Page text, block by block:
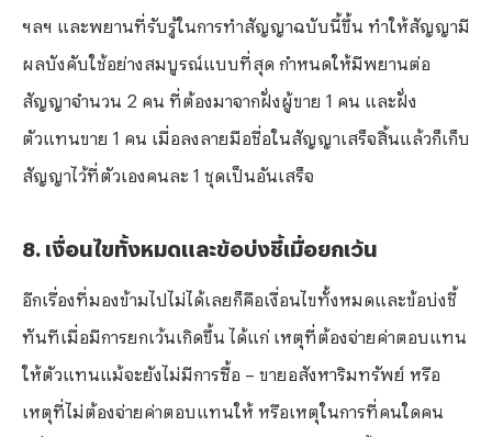
ฯลฯ และพยานที่รับรู้ในการทำสัญญาฉบับนี้ขึ้น ทำให้สัญญามี
ผลบังคับใช้อย่างสมบูรณ์แบบที่สุด กำหนดให้มีพยานต่อ
สัญญาจำนวน 2 คน ที่ต้องมาจากฝั่งผู้ขาย 1 คน และฝั่ง
ตัวแทนขาย 1 คน เมื่อลงลายมือชื่อในสัญญาเสร็จสิ้นแล้วก็เก็บ
สัญญาไว้ที่ตัวเองคนละ 1 ชุดเป็นอันเสร็จ
⁠8. เงื่อนไขทั้งหมดและข้อบ่งชี้เมื่อยกเว้น
อีกเรื่องที่มองข้ามไปไม่ได้เลยก็คือเงื่อนไขทั้งหมดและข้อบ่งชี้
ทันทีเมื่อมีการยกเว้นเกิดขึ้น ได้แก่ เหตุที่ต้องจ่ายค่าตอบแทน
ให้ตัวแทนแม้จะยังไม่มีการซื้อ – ขายอสังหาริมทรัพย์ หรือ
เหตุที่ไม่ต้องจ่ายค่าตอบแทนให้ หรือเหตุในการที่คนใดคน